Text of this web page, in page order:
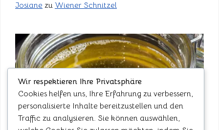
Josiane zu Wiener Schnitzel
Wir respektieren Ihre Privatsphäre
Cookies helfen uns, Ihre Erfahrung zu verbessern,
personalisierte Inhalte bereitzustellen und den
Traffic zu analysieren. Sie können auswählen,